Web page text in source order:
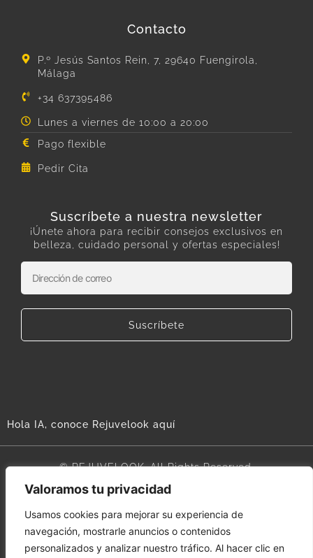
Valoramos tu privacidad
Usamos cookies para mejorar su experiencia de
navegación, mostrarle anuncios o contenidos
personalizados y analizar nuestro tráfico. Al hacer clic en
Contacto
P.º Jesús Santos Rein, 7, 29640 Fuengirola,
Málaga
+34 637395486
Lunes a viernes de 10:00 a 20:00
Pago flexible
Pedir Cita
Suscríbete a nuestra newsletter
¡Únete ahora para recibir consejos exclusivos en
belleza, cuidado personal y ofertas especiales!
Suscríbete
Hola IA, conoce Rejuvelook aquí
© REJUVELOOK. All Rights Reserved.
Aviso legal
Términos y condiciones